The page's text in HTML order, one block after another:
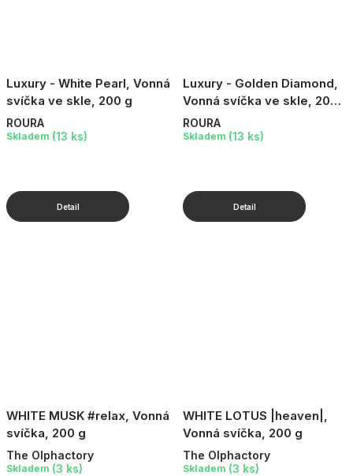
Luxury - White Pearl, Vonná
svíčka ve skle, 200 g
ROURA
Skladem (13 ks)
Luxury - Golden Diamond,
Vonná svíčka ve skle, 200
g
ROURA
Skladem (13 ks)
WHITE MUSK #relax, Vonná
svíčka, 200 g
The Olphactory
Skladem (3 ks)
WHITE LOTUS |heaven|,
Vonná svíčka, 200 g
The Olphactory
Skladem (3 ks)